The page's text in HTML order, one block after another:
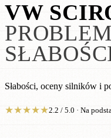
VW
Słabości, oceny silników i
★★★★★2.2 / 5.0 · Na